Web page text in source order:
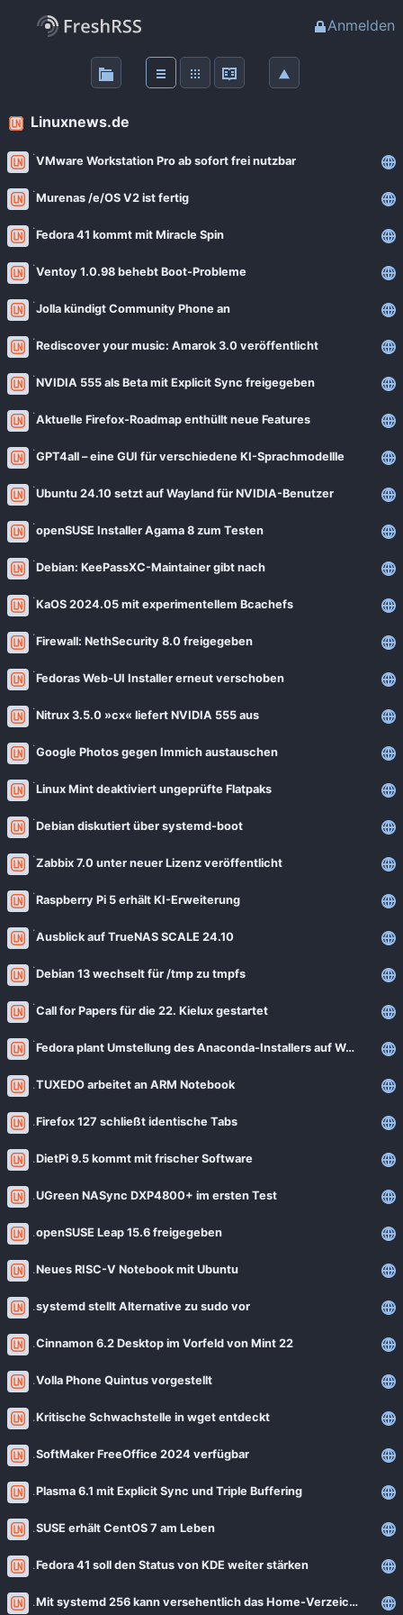
Anmelden
Haupt-Feeds
Wichtige Feeds
Meine Labels
AdminForge
Bejonet
BITblokes
CANOX.NET
Do-FOSS
Intux
ITrig
Koflers Blog
Linux Guides
Linux Umsteiger Kanal
My-IT-Brain
VNotes
News
ComputerBase
GNU/Linux.ch
Golem.de
Heise Open Source
Linux-Magazin
LinuxCommunity
Linuxnews.de
MichlFranken
OSB Alliance
Pro-Linux News
Linuxnews.de
VMware Workstation Pro ab sofort frei nutzbar
Murenas /e/OS V2 ist fertig
Fedora 41 kommt mit Miracle Spin
Ventoy 1.0.98 behebt Boot-Probleme
Jolla kündigt Community Phone an
Rediscover your music: Amarok 3.0 veröffentlicht
NVIDIA 555 als Beta mit Explicit Sync freigegeben
Aktuelle Firefox-Roadmap enthüllt neue Features
GPT4all – eine GUI für verschiedene KI-Sprachmodellle
Ubuntu 24.10 setzt auf Wayland für NVIDIA-Benutzer
openSUSE Installer Agama 8 zum Testen
Debian: KeePassXC-Maintainer gibt nach
KaOS 2024.05 mit experimentellem Bcachefs
Firewall: NethSecurity 8.0 freigegeben
Fedoras Web-UI Installer erneut verschoben
Nitrux 3.5.0 »cx« liefert NVIDIA 555 aus
Google Photos gegen Immich austauschen
Linux Mint deaktiviert ungeprüfte Flatpaks
Debian diskutiert über systemd-boot
Zabbix 7.0 unter neuer Lizenz veröffentlicht
Raspberry Pi 5 erhält KI-Erweiterung
Ausblick auf TrueNAS SCALE 24.10
Debian 13 wechselt für /tmp zu tmpfs
Call for Papers für die 22. Kielux gestartet
Fedora plant Umstellung des Anaconda-Installers auf Wayland
TUXEDO arbeitet an ARM Notebook
Firefox 127 schließt identische Tabs
DietPi 9.5 kommt mit frischer Software
UGreen NASync DXP4800+ im ersten Test
openSUSE Leap 15.6 freigegeben
Neues RISC-V Notebook mit Ubuntu
systemd stellt Alternative zu sudo vor
Cinnamon 6.2 Desktop im Vorfeld von Mint 22
Volla Phone Quintus vorgestellt
Kritische Schwachstelle in wget entdeckt
SoftMaker FreeOffice 2024 verfügbar
Plasma 6.1 mit Explicit Sync und Triple Buffering
SUSE erhält CentOS 7 am Leben
Fedora 41 soll den Status von KDE weiter stärken
Mit systemd 256 kann versehentlich das Home-Verzeichnis gelöscht werden